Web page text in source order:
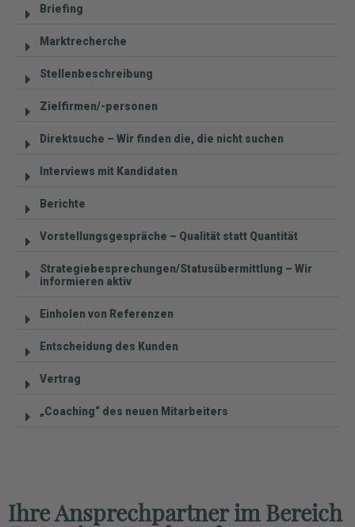
Briefing
Marktrecherche
Stellenbeschreibung
Zielfirmen/-personen
Direktsuche – Wir finden die, die nicht suchen
Interviews mit Kandidaten
Berichte
Vorstellungsgespräche – Qualität statt Quantität
Strategiebesprechungen/Statusübermittlung – Wir
informieren aktiv
Einholen von Referenzen
Entscheidung des Kunden
Vertrag
„Coaching“ des neuen Mitarbeiters
Ihre Ansprechpartner im Bereich